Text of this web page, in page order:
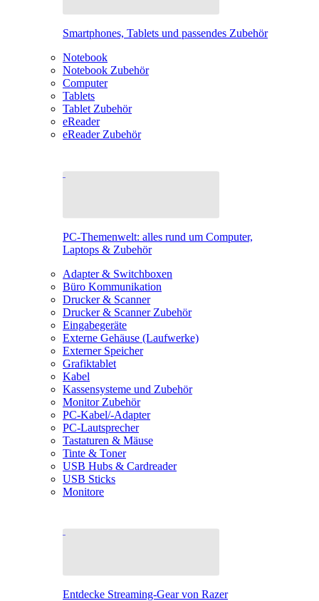
Smartphones, Tablets und passendes Zubehör
Notebook
Notebook Zubehör
Computer
Tablets
Tablet Zubehör
eReader
eReader Zubehör
PC-Themenwelt: alles rund um Computer,
Laptops & Zubehör
Adapter & Switchboxen
Büro Kommunikation
Drucker & Scanner
Drucker & Scanner Zubehör
Eingabegeräte
Externe Gehäuse (Laufwerke)
Externer Speicher
Grafiktablet
Kabel
Kassensysteme und Zubehör
Monitor Zubehör
PC-Kabel/-Adapter
PC-Lautsprecher
Tastaturen & Mäuse
Tinte & Toner
USB Hubs & Cardreader
USB Sticks
Monitore
Entdecke Streaming-Gear von Razer